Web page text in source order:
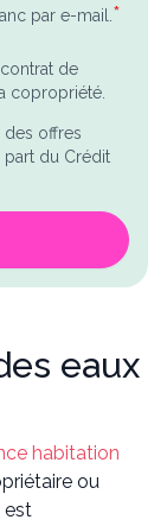
par e-mail. *
de
copropriété.
offres
du Crédit
eaux
habitation
ou
est